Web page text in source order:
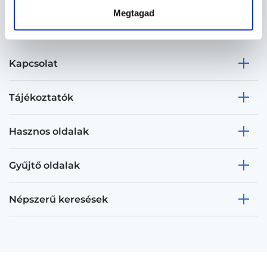
Megtagad
Kapcsolat
Tájékoztatók
Hasznos oldalak
Gyűjtő oldalak
Népszerű keresések